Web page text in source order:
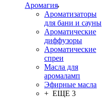
Аромагия
Ароматизаторы
для бани и сауны
Ароматические
диффузоры
Ароматические
спреи
Масла для
аромаламп
Эфирные масла
+ ЕЩЕ 3